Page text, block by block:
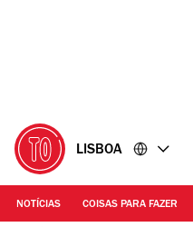
LISBOA
NOTÍCIAS COISAS PARA FAZER